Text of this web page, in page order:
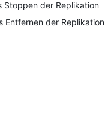
Stoppen der Replikation
Entfernen der Replikation